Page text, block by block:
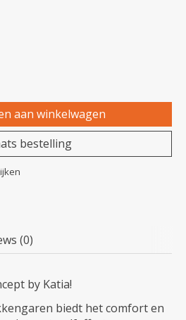
aan winkelwagen
bestelling
(0)
by Katia!
biedt het comfort en